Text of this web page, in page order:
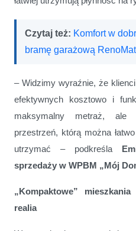
Czytaj też: Komfort w
bramę garażową
– Widzimy wyraźnie, że
efektywnych kosztowo i
maksymalny metraż, ale
przestrzeń, którą można
utrzymać – podkreśla
sprzedaży w WPBM „Mój
„Kompaktowe”
realia